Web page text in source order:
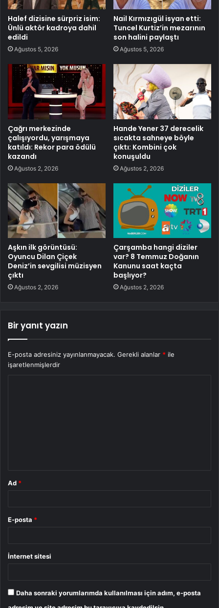
Halef dizisine sürpriz isim:
Ünlü aktör kadroya dahil
edildi
Ağustos 5, 2026
Nail Kırmızıgül isyan etti:
Tuncel Kurtiz’in mezarının
son halini paylaştı
Ağustos 5, 2026
Çağrı merkezinde
çalışıyordu, yarışmaya
katıldı: Rekor para ödülü
kazandı
Ağustos 2, 2026
Hande Yener 37 derecelik
sıcakta sahneye böyle
çıktı: Kombini çok
konuşuldu
Ağustos 2, 2026
Aşkın ilk görüntüsü:
Oyuncu Dilan Çiçek
Deniz’in sevgilisi müzisyen
çıktı
Ağustos 2, 2026
Çarşamba hangi diziler
var? 8 Temmuz Doğanın
Kanunu saat kaçta
başlıyor?
Ağustos 2, 2026
Bir yanıt yazın
E-posta adresiniz yayınlanmayacak. Gerekli alanlar * ile
işaretlenmişlerdir
Ad *
E-posta *
İnternet sitesi
Daha sonraki yorumlarımda kullanılması için adım, e-posta